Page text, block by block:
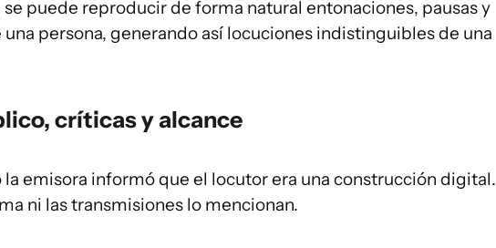
puede reproducir de forma natural entonaciones, pausas y
persona, generando así locuciones indistinguibles de una
críticas y alcance
emisora informó que el locutor era una construcción digital.
ni las transmisiones lo mencionan.